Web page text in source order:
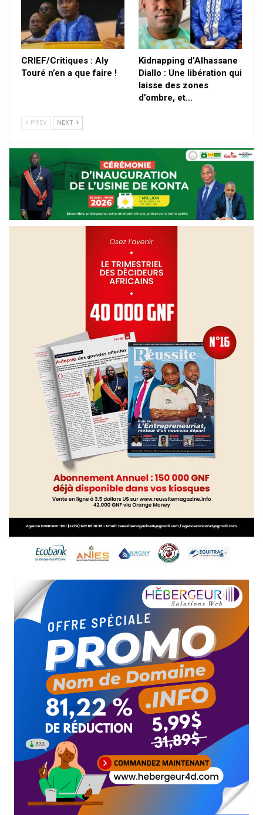
CRIEF/Critiques : Aly
Touré n’en a que faire !
Kidnapping d’Alhassane
Diallo : Une libération qui
laisse des zones
d’ombre, et…
PREV NEXT